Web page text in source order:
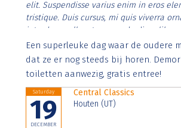
elit. Suspendisse varius enim in eros
tristique. Duis cursus, mi quis viverra
interdum nulla, ut commodo diam
Aenean faucibus nibh et justo cursus id
imperdiet. Nunc ut sem vitae risus
Een superleuke dag waar de oudere
dat ze er nog steeds bij horen.
toiletten aanwezig, gratis entree!
Saturday
19
DECEMBER
Central Classics
Houten (UT)